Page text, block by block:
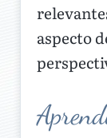
aspecto